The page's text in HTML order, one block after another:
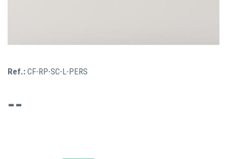
Ref.: CF-RP-SC-L-PERS
--